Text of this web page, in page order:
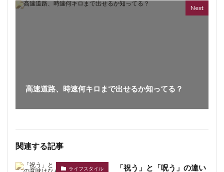
Next
高速道路、時速何キロまで出せるか知ってる？
関連する記事
ライフスタイル
「祝う」と「呪う」の違い